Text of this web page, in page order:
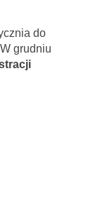
do
grudniu